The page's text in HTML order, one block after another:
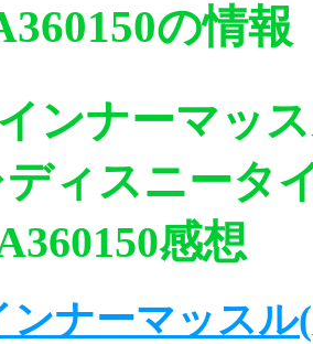
の情報
ンナーマッ
ディスニータ
感想
ンナーマッス